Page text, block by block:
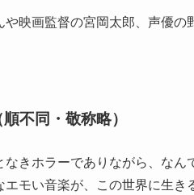
や映画監督の宮岡太郎、声優
不同・敬称略）
きホラーでありながら、なん
モい音楽が、この世界に生き